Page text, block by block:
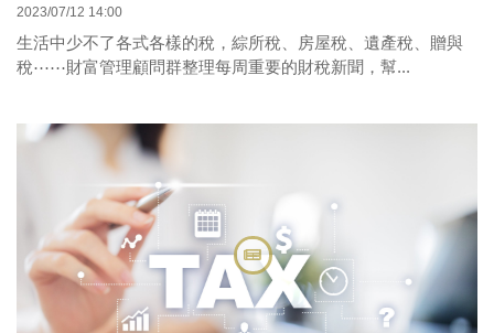
2023/07/12 14:00
生活中少不了各式各樣的稅，綜所稅、房屋稅、遺產稅、贈與
稅⋯⋯財富管理顧問群整理每周重要的財稅新聞，幫...